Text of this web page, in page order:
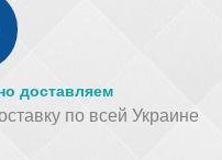
доставляем
по всей Украине